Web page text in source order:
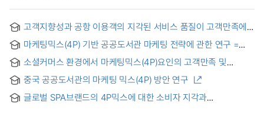
고객지향성과 공항 이용객의 지각된 서비스 품질이 고객만족에
마케팅믹스(4P) 기반 공공도서관 마케팅 전략에 관한 연구 =
Based on the Marketing Mix(4P)
소셜커머스 환경에서 마케팅믹스(4P)요인의 고객만족 및
중국 공공도서관의 마케팅 믹스(4P) 방안 연구
글로벌 SPA브랜드의 4P믹스에 대한 소비자 지각과